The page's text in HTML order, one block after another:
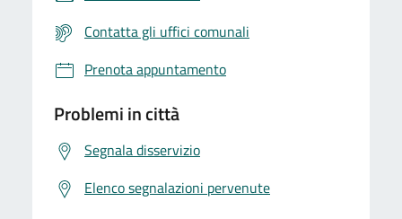
Contatta gli uffici comunali
Prenota appuntamento
Problemi in città
Segnala disservizio
Elenco segnalazioni pervenute